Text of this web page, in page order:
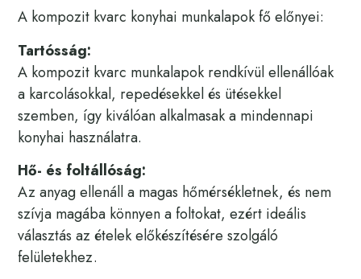
A kompozit kvarc konyhai munkalapok fő előnyei:
Tartósság:
A kompozit kvarc munkalapok rendkívül ellenállóak
a karcolásokkal, repedésekkel és ütésekkel
szemben, így kiválóan alkalmasak a mindennapi
konyhai használatra.
Hő- és foltállóság:
Az anyag ellenáll a magas hőmérsékletnek, és nem
szívja magába könnyen a foltokat, ezért ideális
választás az ételek előkészítésére szolgáló
felületekhez.